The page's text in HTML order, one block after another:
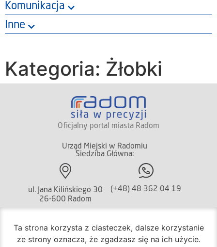
Komunikacja
Inne
Kategoria: Żłobki
Oficjalny portal miasta Radom
Urząd Miejski w Radomiu
Siedziba Główna:
ul. Jana Kilińskiego 30
26-600 Radom
(+48) 48 362 04 19
(+48) 362 04 24 bom@umradom.pl
Ta strona korzysta z ciasteczek, dalsze korzystanie
ze strony oznacza, że zgadzasz się na ich użycie.